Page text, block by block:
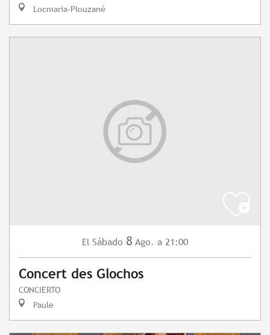
Locmaria-Plouzané
El Sábado 8 Ago. a 21:00
Concert des Glochos
CONCIERTO
Paule